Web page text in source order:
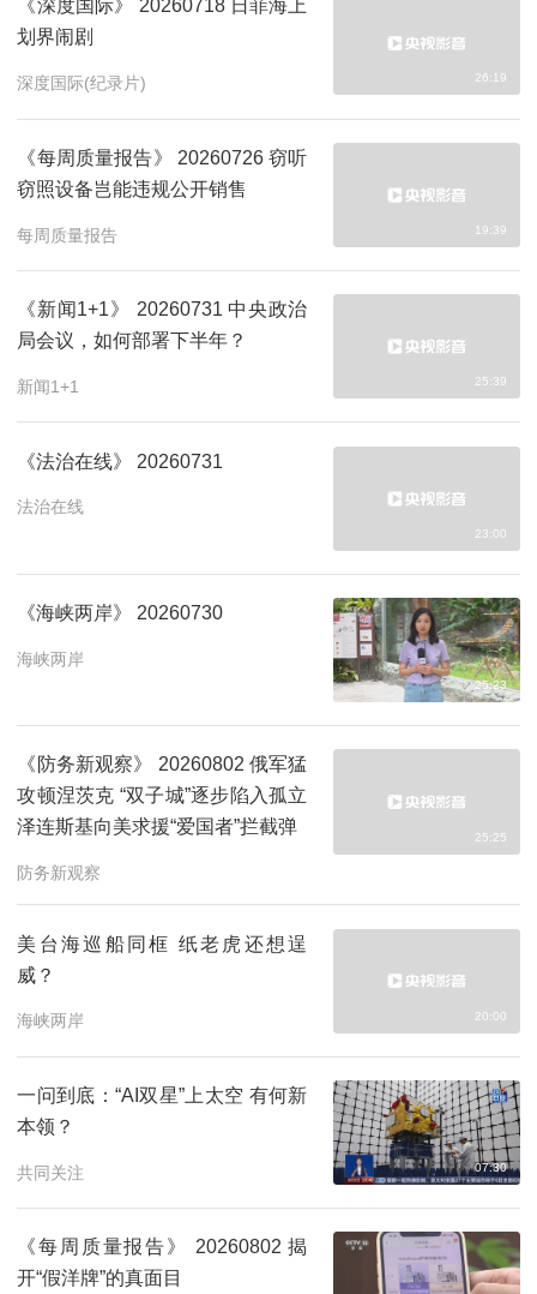
《深度国际》 20260718 日菲海上
划界闹剧
深度国际(纪录片) 26:19
《每周质量报告》 20260726 窃听
窃照设备岂能违规公开销售
每周质量报告 19:39
《新闻1+1》 20260731 中央政治
局会议，如何部署下半年？
新闻1+1 25:39
《法治在线》 20260731
法治在线
23:00
《海峡两岸》 20260730
海峡两岸
25:23
《防务新观察》 20260802 俄军猛
攻顿涅茨克 “双子城”逐步陷入孤立
泽连斯基向美求援“爱国者”拦截弹
防务新观察
25:25
美台海巡船同框 纸老虎还想逞
威？
海峡两岸 20:00
一问到底：“AI双星”上太空 有何新
本领？
共同关注 07:30
《每周质量报告》 20260802 揭
开“假洋牌”的真面目